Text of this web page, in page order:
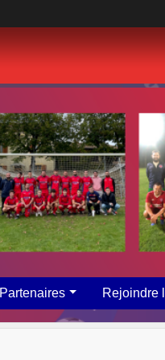
Partenaires Rejoindre